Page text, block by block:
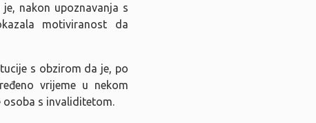
nakon upoznavanja s
motiviranost da
s obzirom da je, po
vrijeme u nekom
osoba s invaliditetom.